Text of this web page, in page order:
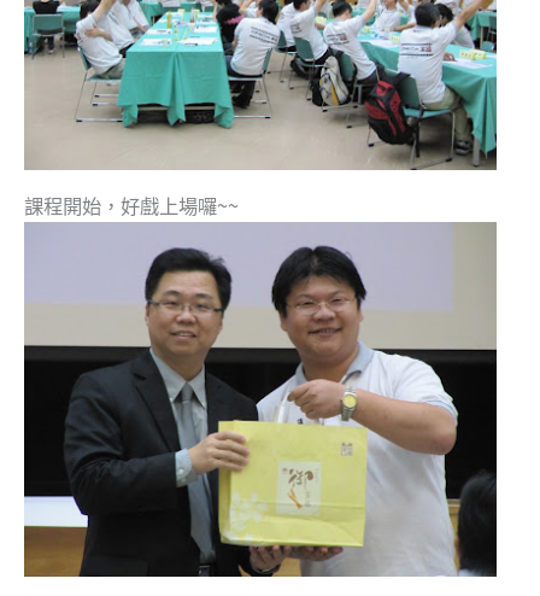
課程開始，好戲上場囉~~